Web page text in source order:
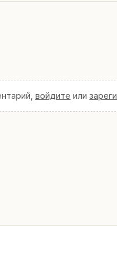
войдите или